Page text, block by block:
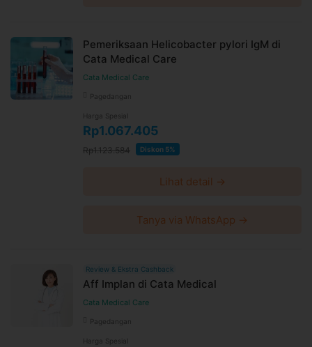
Pemeriksaan Helicobacter pylori IgM di
Cata Medical Care
Cata Medical Care
Pagedangan
Harga Spesial
Rp1.067.405
Rp1.123.584 Diskon 5%
Lihat detail →
Tanya via WhatsApp →
Review & Ekstra Cashback
Aff Implan di Cata Medical
Cata Medical Care
Pagedangan
Harga Spesial